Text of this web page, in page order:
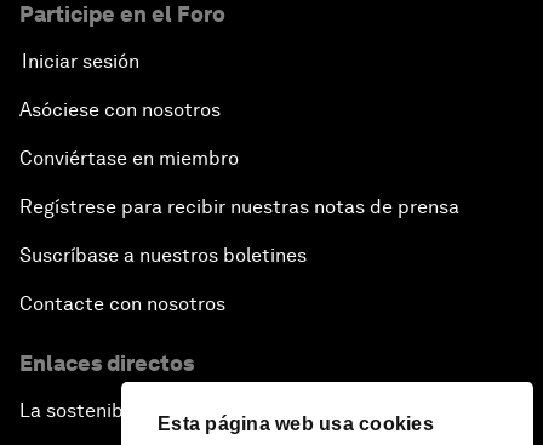
Esta página web usa cookies
Participe en el Foro
Iniciar sesión
Asóciese con nosotros
Conviértase en miembro
Regístrese para recibir nuestras notas de prensa
Suscríbase a nuestros boletines
Contacte con nosotros
Enlaces directos
La sostenibilidad en el Foro